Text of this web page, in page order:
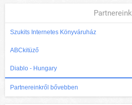
Partnereink
Szukits Internetes Könyváruház
ABCkitüző
Diablo - Hungary
Partnereinkről bővebben